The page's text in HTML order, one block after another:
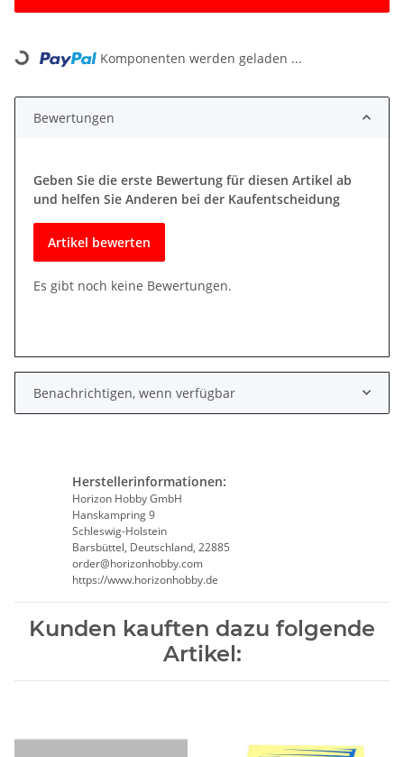
Loading... Komponenten werden geladen ...
Bewertungen
Geben Sie die erste Bewertung für diesen Artikel ab
und helfen Sie Anderen bei der Kaufentscheidung
Artikel bewerten
Es gibt noch keine Bewertungen.
Benachrichtigen, wenn verfügbar
Herstellerinformationen:
Horizon Hobby GmbH
Hanskampring 9
Schleswig-Holstein
Barsbüttel, Deutschland, 22885
order@horizonhobby.com
https://www.horizonhobby.de
Kunden kauften dazu folgende
Artikel: